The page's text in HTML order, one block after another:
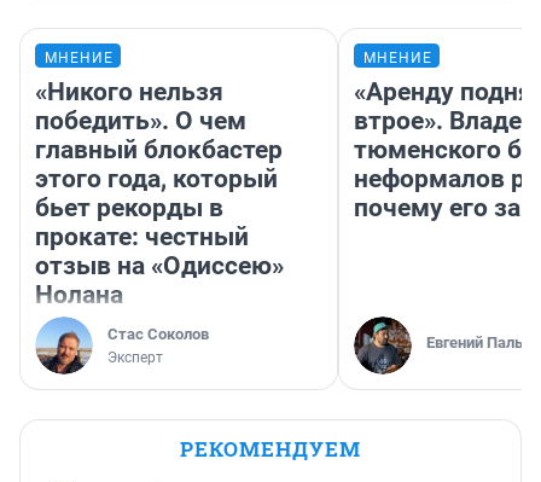
МНЕНИЕ
«Никого нельзя
победить». О чем
главный блокбастер
этого года, который
бьет рекорды в
прокате: честный
отзыв на «Одиссею»
Нолана
Стас Соколов
Эксперт
МНЕНИЕ
«Аренду
втрое».
тюменского
неформалов
почему его
Евгений
РЕКОМЕНДУЕМ